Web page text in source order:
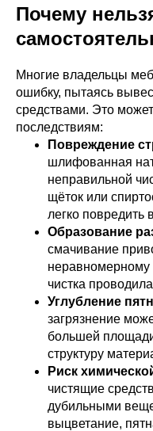
Почему
Многие владельцы
ошибку, пытаясь
средствами. Это
последствиям:
Повреждение
шлифованная
неправильной
щёток или
легко повредить
Образование
смачивание
чистка
Углубление
загрязнение
большей
структуру
Риск
чистящие
дубильными
выцветание,